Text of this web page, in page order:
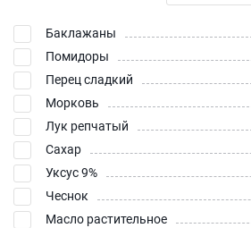
Баклажаны
Помидоры
Перец сладкий
Морковь
Лук репчатый
Сахар
Уксус 9%
Чеснок
Масло растительное